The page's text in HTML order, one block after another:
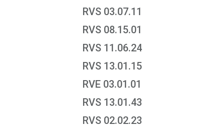
RVS 03.07.11
RVS 08.15.01
RVS 11.06.24
RVS 13.01.15
RVE 03.01.01
RVS 13.01.43
RVS 02.02.23